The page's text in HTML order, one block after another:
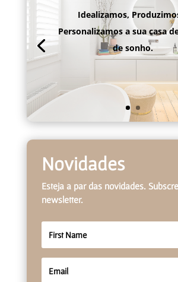
Idealizamos,
Personalizamos a sua casa
de sonho.
Novidades
Esteja a par das novidades.
newsletter.